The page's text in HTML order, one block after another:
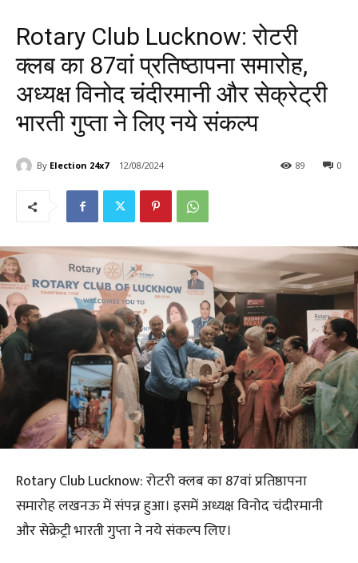
Rotary Club Lucknow: रोटरी
क्लब का 87वां प्रतिष्ठापना समारोह,
अध्यक्ष विनोद चंदीरमानी और सेक्रेट्री
भारती गुप्ता ने लिए नये संकल्प
By Election 24x7 12/08/2024 0
89
Rotary Club Lucknow: रोटरी क्लब का 87वां प्रतिष्ठापना
समारोह लखनऊ में संपन्न हुआ। इसमें अध्यक्ष विनोद चंदीरमानी
और सेक्रेट्री भारती गुप्ता ने नये संकल्प लिए।